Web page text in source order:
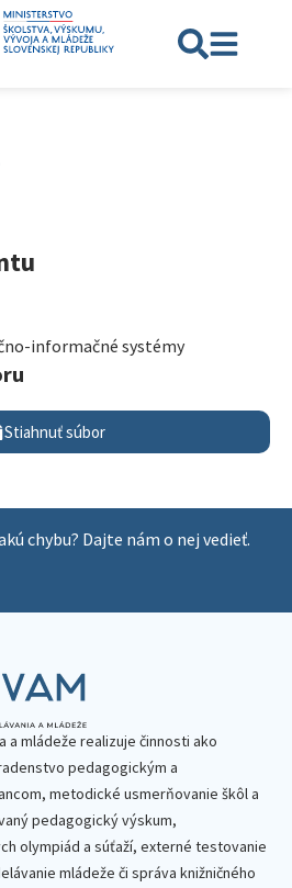
informačné systémy
Stiahnuť súbor
chybu? Dajte nám o nej vedieť.
a mládeže realizuje činnosti ako
pedagogickým a
metodické usmerňovanie škôl a
pedagogický výskum,
olympiád a súťaží, externé testovanie
mládeže či správa knižničného